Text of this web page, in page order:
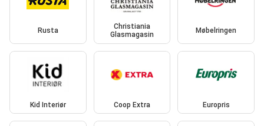
Rusta
Christiania
Glasmagasin
Møbelringen
Kid Interiør Coop Extra Europris